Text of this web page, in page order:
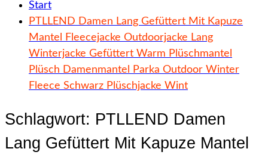
Start
PTLLEND Damen Lang Gefüttert Mit Kapuze
Mantel Fleecejacke Outdoorjacke Lang
Winterjacke Gefüttert Warm Plüschmantel
Plüsch Damenmantel Parka Outdoor Winter
Fleece Schwarz Plüschjacke Wint
Schlagwort: PTLLEND Damen
Lang Gefüttert Mit Kapuze Mantel